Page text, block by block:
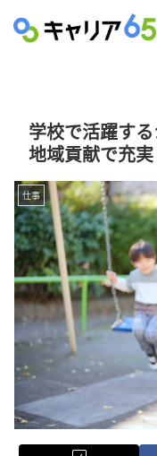
学校で活躍す
地域貢献で充
仕事